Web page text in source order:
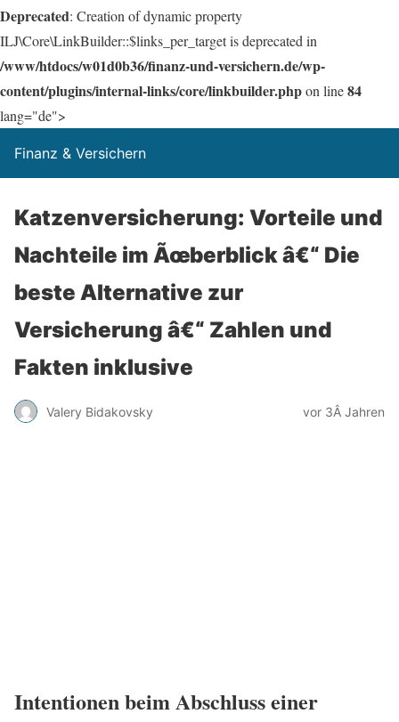
Deprecated: Creation of dynamic property
ILJ\Core\LinkBuilder::$links_per_target is deprecated in
/www/htdocs/w01d0b36/finanz-und-versichern.de/wp-
content/plugins/internal-links/core/linkbuilder.phpon line84
lang="de">
Finanz & Versichern
Katzenversicherung: Vorteile und
Nachteile im Ãœberblick â€“ Die
beste Alternative zur
Versicherung â€“ Zahlen und
Fakten inklusive
Valery Bidakovsky vor 3Â Jahren
Intentionen beim Abschluss einer